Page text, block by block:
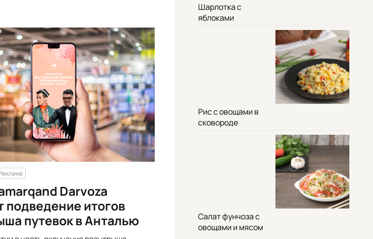
Darvoza
подведение итогов
путевок в Анталью
Шарлотка с
яблоками
Рис с овощами в
сковороде
Салат фунчоза с
овощами и мясом